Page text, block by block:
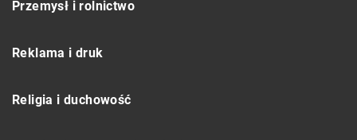
Przemysł i rolnictwo
Reklama i druk
Religia i duchowość